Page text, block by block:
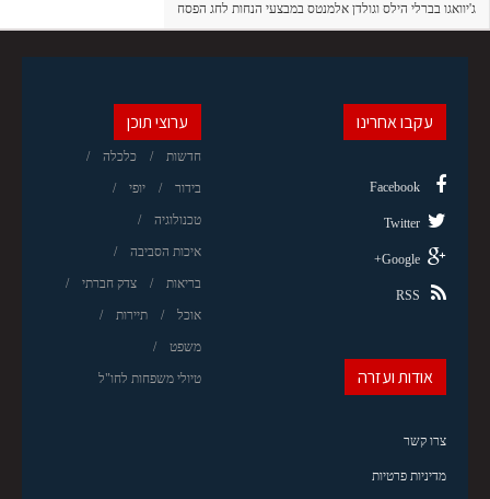
ג'יוואגו בברלי הילס וגולדן אלמנטס במבצעי הנחות לחג הפסח
ערוצי תוכן
חדשות כלכלה
בידור יופי
טכנולוגיה
איכות הסביבה
בריאות צדק חברתי
אוכל תיירות
משפט
טיולי משפחות לחו"ל
עקבו אחרינו
Facebook
Twitter
Google+
RSS
אודות ועזרה
צרו קשר
מדיניות פרטיות